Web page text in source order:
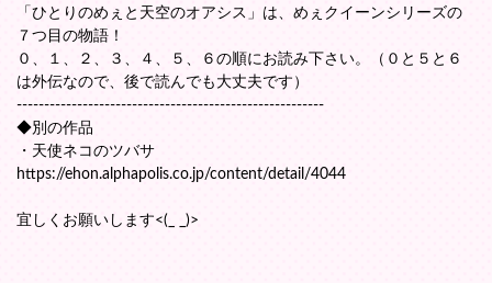
「ひとりのめぇと天空のオアシス」は、めぇクイーンシリーズの
７つ目の物語！
０、１、２、３、４、５、６の順にお読み下さい。（０と５と６
は外伝なので、後で読んでも大丈夫です）
--------------------------------------------------------
◆別の作品
・天使ネコのツバサ
https://ehon.alphapolis.co.jp/content/detail/4044
宜しくお願いします<(_ _)>